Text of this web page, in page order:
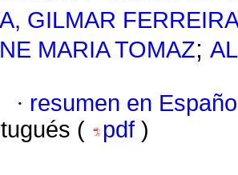
GILMAR
MARIA TOMAZ;
· resumen en
(
pdf )